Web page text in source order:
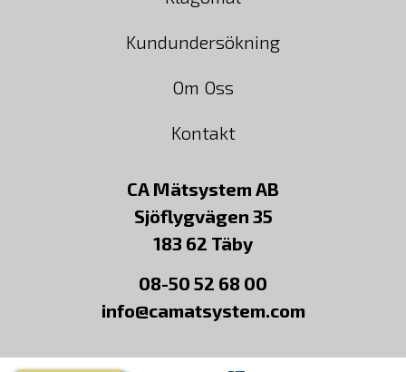
Kundundersökning
Om Oss
Kontakt
CA Mätsystem AB
Sjöflygvägen 35
183 62 Täby
08-50 52 68 00
info@camatsystem.com